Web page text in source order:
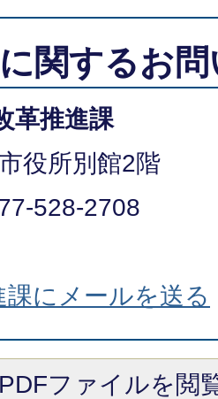
関するお
革推進課
役所別館2階
528-2708
課にメールを送る
PDFファイルを閲